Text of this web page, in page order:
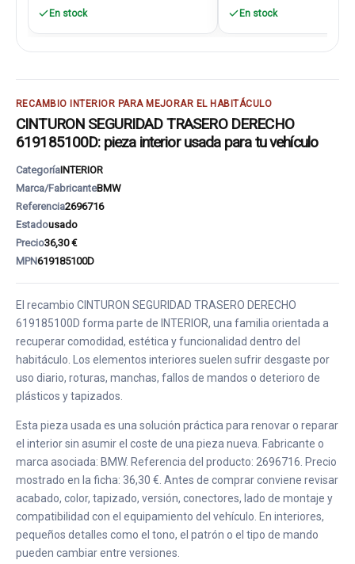
En stock En stock
RECAMBIO INTERIOR PARA MEJORAR EL HABITÁCULO
CINTURON SEGURIDAD TRASERO DERECHO
619185100D: pieza interior usada para tu vehículo
CategoríaINTERIOR
Marca/FabricanteBMW
Referencia2696716
Estadousado
Precio36,30 €
MPN619185100D
El recambio CINTURON SEGURIDAD TRASERO DERECHO
619185100D forma parte de INTERIOR, una familia orientada a
recuperar comodidad, estética y funcionalidad dentro del
habitáculo. Los elementos interiores suelen sufrir desgaste por
uso diario, roturas, manchas, fallos de mandos o deterioro de
plásticos y tapizados.
Esta pieza usada es una solución práctica para renovar o reparar
el interior sin asumir el coste de una pieza nueva. Fabricante o
marca asociada: BMW. Referencia del producto: 2696716. Precio
mostrado en la ficha: 36,30 €. Antes de comprar conviene revisar
acabado, color, tapizado, versión, conectores, lado de montaje y
compatibilidad con el equipamiento del vehículo. En interiores,
pequeños detalles como el tono, el patrón o el tipo de mando
pueden cambiar entre versiones.